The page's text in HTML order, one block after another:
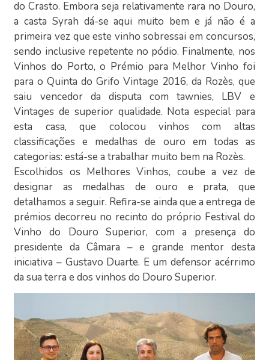
do Crasto. Embora seja relativamente rara no Douro,
a casta Syrah dá-se aqui muito bem e já não é a
primeira vez que este vinho sobressai em concursos,
sendo inclusive repetente no pódio. Finalmente, nos
Vinhos do Porto, o Prémio para Melhor Vinho foi
para o Quinta do Grifo Vintage 2016, da Rozès, que
saiu vencedor da disputa com tawnies, LBV e
Vintages de superior qualidade. Nota especial para
esta casa, que colocou vinhos com altas
classificações e medalhas de ouro em todas as
categorias: está-se a trabalhar muito bem na Rozès.
Escolhidos os Melhores Vinhos, coube a vez de
designar as medalhas de ouro e prata, que
detalhamos a seguir. Refira-se ainda que a entrega de
prémios decorreu no recinto do próprio Festival do
Vinho do Douro Superior, com a presença do
presidente da Câmara – e grande mentor desta
iniciativa – Gustavo Duarte. E um defensor acérrimo
da sua terra e dos vinhos do Douro Superior.